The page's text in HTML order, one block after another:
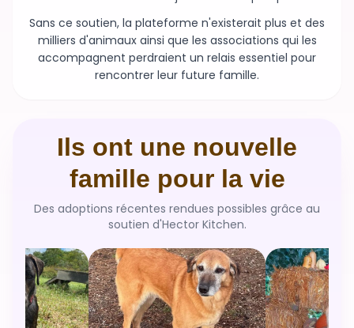
Sans ce soutien, la plateforme n'existerait plus et des
milliers d'animaux ainsi que les associations qui les
accompagnent perdraient un relais essentiel pour
rencontrer leur future famille.
Ils ont une nouvelle
famille pour la vie
Des adoptions récentes rendues possibles grâce au
soutien d'Hector Kitchen.